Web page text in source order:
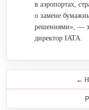
в аэропортах,
о замене
решениями», —
директор IATA.
←